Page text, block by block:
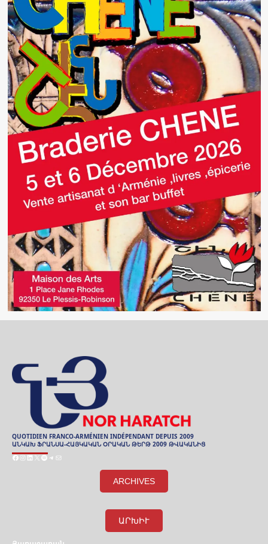
QUOTIDIEN FRANCO-ARMÉNIEN INDÉPENDANT DEPUIS 2009
ԱՆԿԱԽ ՖՐԱՆՍԱ-ՀԱՅԿԱԿԱՆ ՕՐԱԿԱՆ ԹԵՐԹ 2009 ԹՎԱԿԱՆԻՑ
Facebook
Instagram
LinkedIn
X SpotifyTelegram
Mail
ARCHIVES
ԱՐԽԻՒ